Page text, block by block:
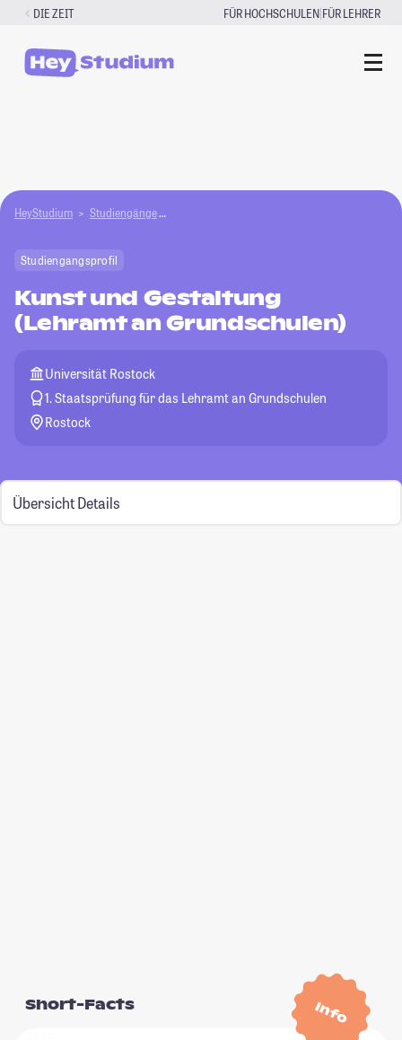
Zum
springen
DIE ZEIT FÜR HOCHSCHULEN|FÜR LEHRER
HeyStudium Studiengänge Kunst und Gestaltung (Lehramt an
Studiengangsprofil
Kunst und Gestaltung
(Lehramt an Grundschulen)
Universität Rostock
1. Staatsprüfung für das Lehramt an Grundschulen
Rostock
Übersicht Details
Info
Short-Facts